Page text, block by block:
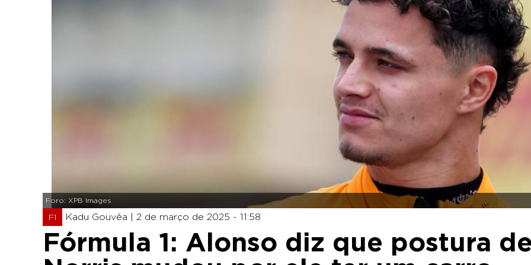
Foro: XPB Images
F1 Kadu Gouvêa | 2 de março de 2025 - 11:58
Fórmula 1: Alonso diz que postura